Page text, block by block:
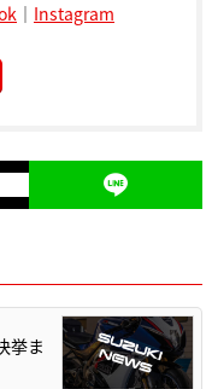
｜ Instagram
挙ま